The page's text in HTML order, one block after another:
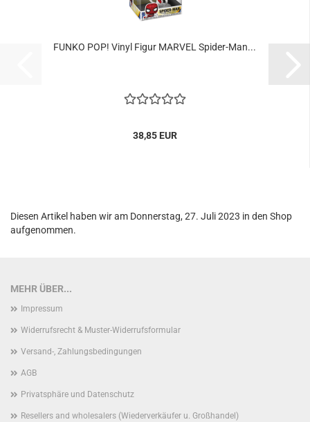
FUNKO POP! Vinyl Figur MAR­VEL Spider-​​Man...
38,85 EUR
Diesen Artikel haben wir am Donnerstag, 27. Juli 2023 in den Shop
aufgenommen.
MEHR ÜBER...
Impressum
Widerrufsrecht & Muster-Widerrufsformular
Versand-, Zahlungsbedingungen
AGB
Privatsphäre und Datenschutz
Resellers and wholesalers (Wiederverkäufer u. Großhandel)